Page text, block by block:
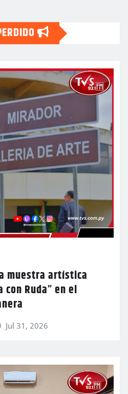
muestra artística
Ruda” en el
Jul 31, 2026